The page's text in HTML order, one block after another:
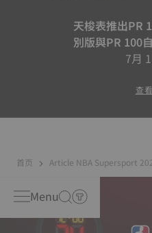
天梭表推出PR
別版與PR 100
寫騎
7月
查
首页 Article NBA Supersport
Menu